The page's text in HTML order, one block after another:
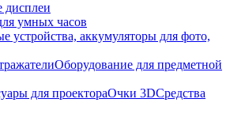
дисплеи
умных часов
устройства, аккумуляторы для фото,
Оборудование для предметной
для проектораОчки 3DСредства